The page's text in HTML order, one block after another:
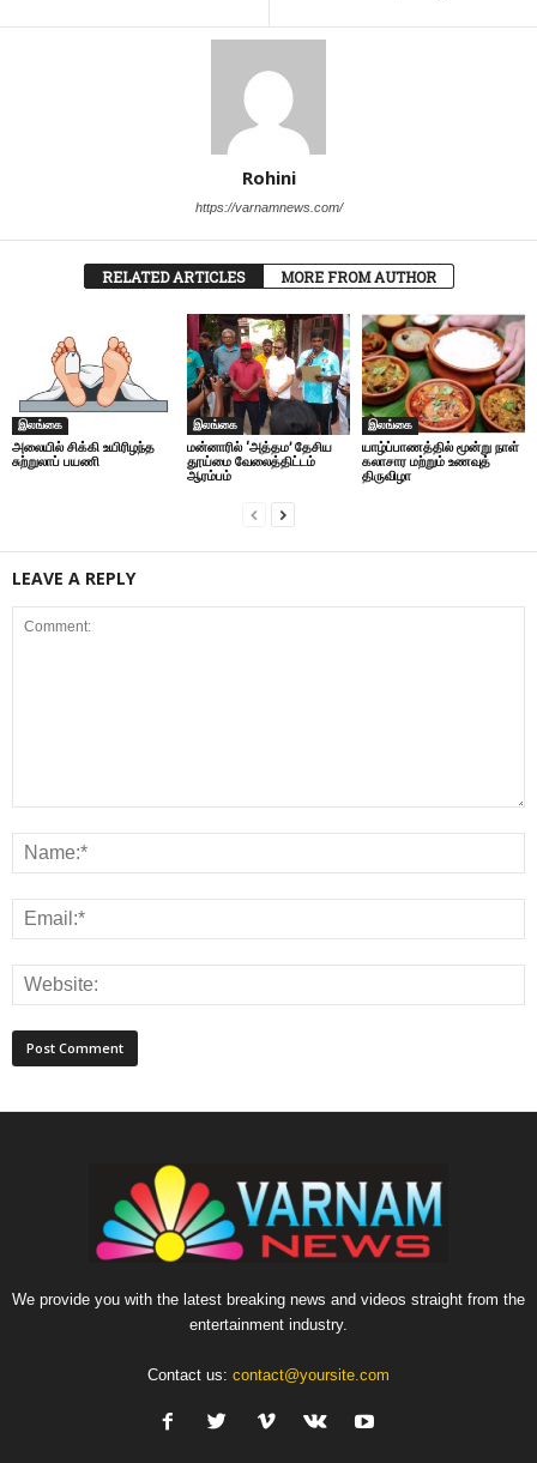
Rohini
https://varnamnews.com/
RELATED ARTICLES MORE FROM AUTHOR
இலங்கை
அலையில் சிக்கி உயிரிழந்த
சுற்றுலாப் பயணி
இலங்கை
மன்னாரில் ‘அத்தம’ தேசிய
தூய்மை வேலைத்திட்டம்
ஆரம்பம்
இலங்கை
யாழ்ப்பாணத்தில் மூன்று நாள்
கலாசார மற்றும் உணவுத்
திருவிழா
LEAVE A REPLY
We provide you with the latest breaking news and videos straight from the
entertainment industry.
Contact us: contact@yoursite.com